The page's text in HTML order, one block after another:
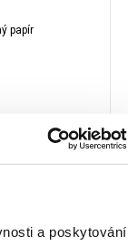
a poskytování
papír